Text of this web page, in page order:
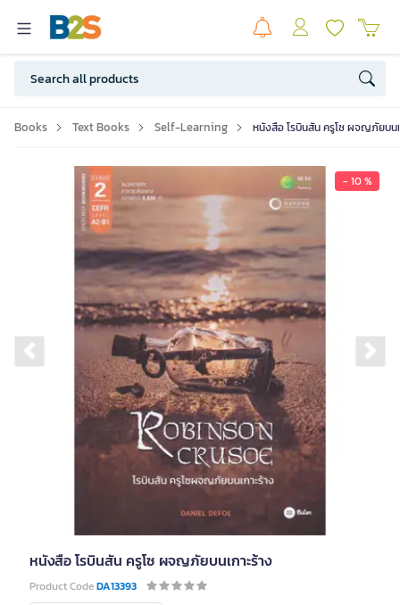
Books Text Books Self-Learning หนังสือ โรบินสัน ครูโซ ผจญภัยบนเ
- 10 %
Previous slide
หนังสือ โรบินสัน ครูโซ ผจญภัยบนเกาะร้าง
Product CodeDA13393